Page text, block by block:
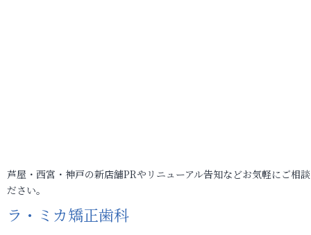
芦屋・西宮・神戸の新店舗PRやリニューアル告知などお気軽にご相
ださい。
ラ・ミカ矯正歯科